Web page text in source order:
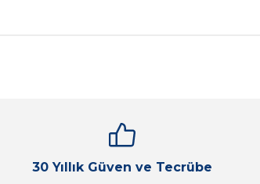
30 Yıllık Güven ve Tecrübe